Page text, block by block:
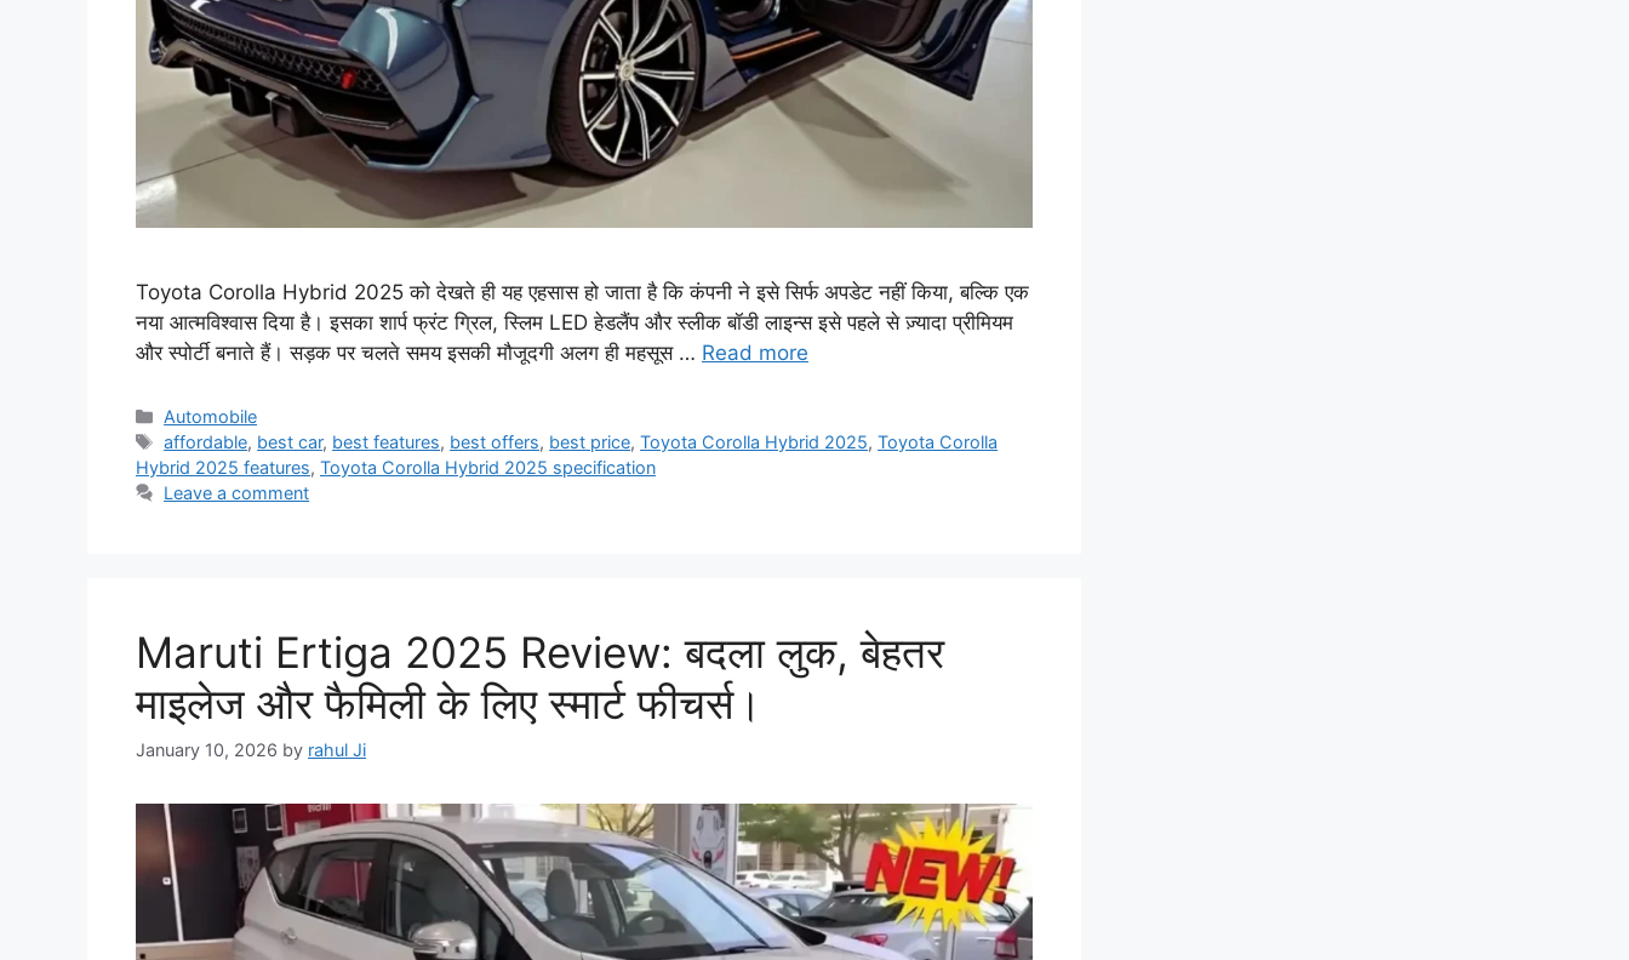
Toyota Corolla Hybrid 2025 को देखते ही यह एहसास हो जाता है कि कंपनी ने इसे सिर्फ अपडेट नहीं किया, बल्कि एक
नया आत्मविश्वास दिया है। इसका शार्प फ्रंट ग्रिल, स्लिम LED हेडलैंप और स्लीक बॉडी लाइन्स इसे पहले से ज़्यादा प्रीमियम
और स्पोर्टी बनाते हैं। सड़क पर चलते समय इसकी मौजूदगी अलग ही महसूस … Read more
Categories
Automobile
Tags
affordable, best car, best features, best offers, best price,Toyota Corolla Hybrid 2025,Toyota Corolla
Hybrid 2025 features, Toyota Corolla Hybrid 2025 specification
Leave a comment
Maruti Ertiga 2025 Review: बदला लुक, बेहतर
माइलेज और फैमिली के लिए स्मार्ट फीचर्स।
January 10, 2026 by rahul Ji